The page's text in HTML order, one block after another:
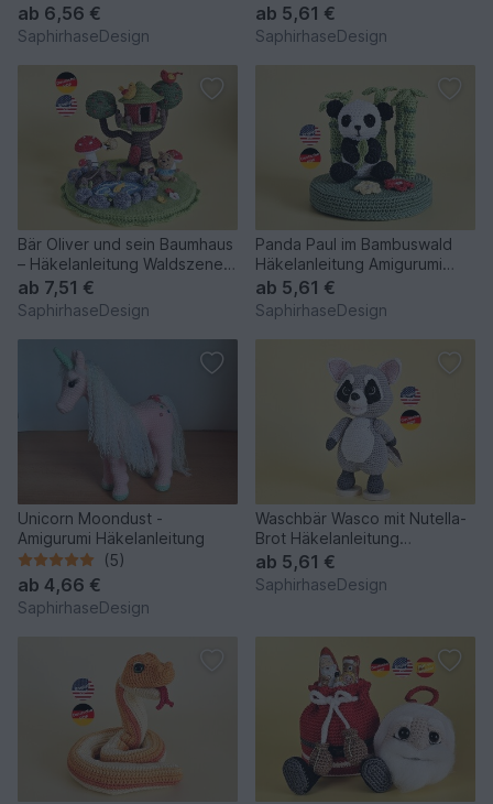
ab 6,56 €
SaphirhaseDesign
ab 5,61 €
SaphirhaseDesign
Bär Oliver und sein Baumhaus
– Häkelanleitung Waldszene
mit Teelicht
ab 7,51 €
SaphirhaseDesign
Panda Paul im Bambuswald
Häkelanleitung Amigurumi
PDF
ab 5,61 €
SaphirhaseDesign
Unicorn Moondust -
Amigurumi Häkelanleitung
(5)
ab 4,66 €
SaphirhaseDesign
Waschbär Wasco mit Nutella-
Brot Häkelanleitung
Amigurumi PDF
ab 5,61 €
SaphirhaseDesign